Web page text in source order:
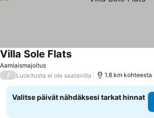
Aamiaismajoitus
Villa Sole FlatsKatso hinnat
/ Luokitusta ei ole saatavilla 1.8 km kohteesta
Valitse päivät nähdäksesi tarkat hinnat